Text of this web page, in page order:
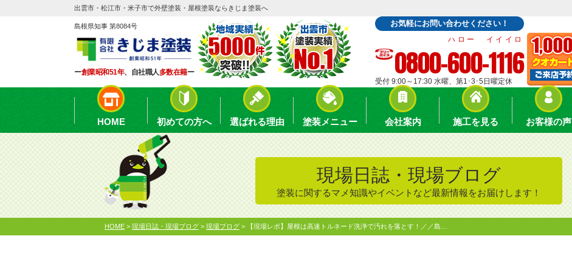
出雲市・松江市・米子市で外壁塗装・屋根塗装ならきじま塗装へ
島根県知事 第8084号
ー創業昭和51年、自社職人多数在籍ー
お気軽にお問い合わせください！
0800-600-1116
ハロー イイイロ
受付 9:00～17:30 水曜、第1･3･5日曜定休
HOME 初めての方へ 選ばれる理由 塗装メニュー 会社案内 施工を見る お客様の声
現場日誌・現場ブログ
塗装に関するマメ知識やイベントなど最新情報をお届けします！
HOME > 現場日誌・現場ブログ > 現場ブログ > 【現場レポ】屋根は高速トルネード洗浄で汚れを落とす！／／島…